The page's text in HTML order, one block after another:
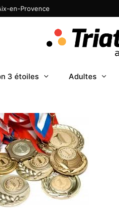
en-Provence
3 étoiles Adultes